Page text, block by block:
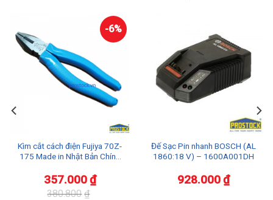
-6%
Kìm cắt cách điện Fujiya 70Z-
175 Made in Nhật Bản Chính
380.800 ₫
357.000₫
Đế Sạc Pin nhanh BOSCH (AL
1860:18 V) – 1600A001DH
928.000₫